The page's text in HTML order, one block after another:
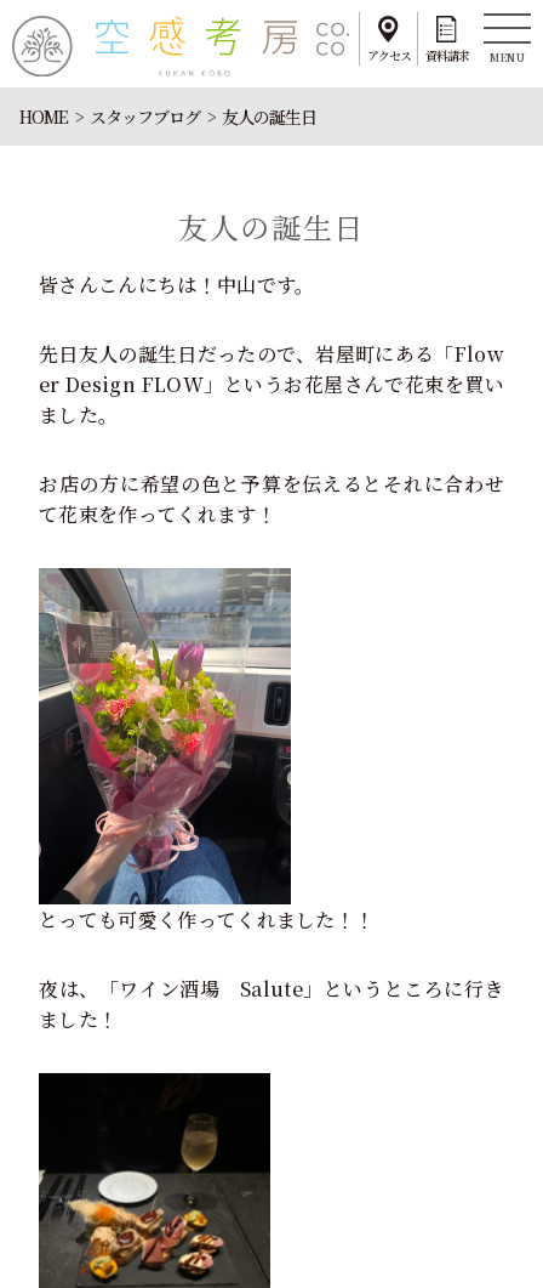
アクセス 資料請求 MENU
HOME スタッフブログ 友人の誕生日
友人の誕生日
皆さんこんにちは！中山です。
先日友人の誕生日だったので、岩屋町にある「Flow
er Design FLOW」というお花屋さんで花束を買い
ました。
お店の方に希望の色と予算を伝えるとそれに合わせ
て花束を作ってくれます！
とっても可愛く作ってくれました！！
夜は、「ワイン酒場 Salute」というところに行き
ました！